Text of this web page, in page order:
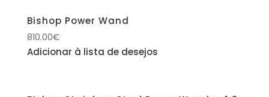
Bishop Power Wand
810.00€
Adicionar à lista de desejos